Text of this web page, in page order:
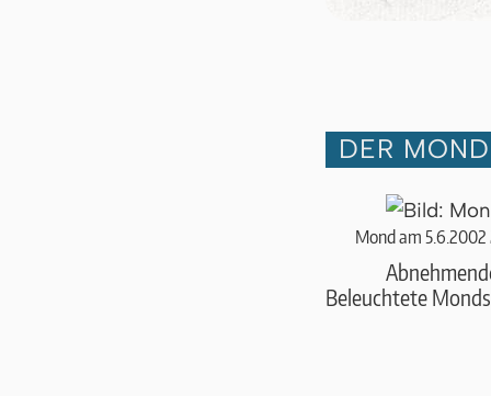
DER
Mond am 5.6.2002
Beleuchtete